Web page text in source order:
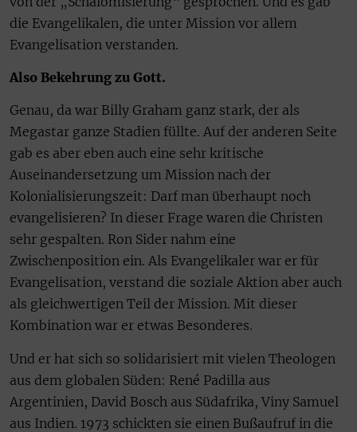
die Evangelikalen, die unter Mission vor allem
Evangelisation verstanden.
Also Bekehrung zu Gott.
Genau, da war Billy Graham ganz stark, der als
Megastar ganze Stadien füllte. Auf der anderen Seite
gab es aber eben auch eine sehr kritische
Auseinandersetzung um Mission nach der
Kolonialisierungszeit: Darf man überhaupt noch
evangelisieren? In dieser Frage waren die Christen
sehr gespalten. Ron Sider nahm eine
Zwischenposition ein. Als Evangelikaler war er für
Evangelisation, verstand die soziale Aktion aber auch
als gleichwertigen Teil der Mission. Mit dieser
Kombination war er etwas Besonderes.
Und er hat sich so solidarisiert mit vielen Theologen
aus dem globalen Süden: René Padilla aus
Argentinien, David Bosch aus Südafrika, Viny Samuel
aus Indien. 1973 schickten sie einen Bußaufruf in die